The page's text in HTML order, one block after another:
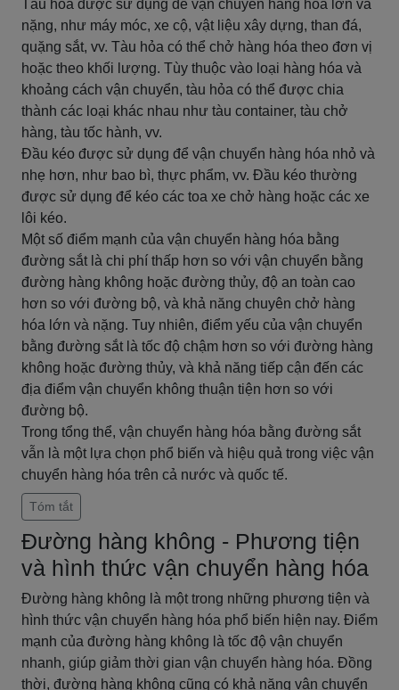
Tàu hỏa được sử dụng để vận chuyển hàng hóa lớn và
nặng, như máy móc, xe cộ, vật liệu xây dựng, than đá,
quặng sắt, vv. Tàu hỏa có thể chở hàng hóa theo đơn vị
hoặc theo khối lượng. Tùy thuộc vào loại hàng hóa và
khoảng cách vận chuyển, tàu hỏa có thể được chia
thành các loại khác nhau như tàu container, tàu chở
hàng, tàu tốc hành, vv.
Đầu kéo được sử dụng để vận chuyển hàng hóa nhỏ và
nhẹ hơn, như bao bì, thực phẩm, vv. Đầu kéo thường
được sử dụng để kéo các toa xe chở hàng hoặc các xe
lôi kéo.
Một số điểm mạnh của vận chuyển hàng hóa bằng
đường sắt là chi phí thấp hơn so với vận chuyển bằng
đường hàng không hoặc đường thủy, độ an toàn cao
hơn so với đường bộ, và khả năng chuyên chở hàng
hóa lớn và nặng. Tuy nhiên, điểm yếu của vận chuyển
bằng đường sắt là tốc độ chậm hơn so với đường hàng
không hoặc đường thủy, và khả năng tiếp cận đến các
địa điểm vận chuyển không thuận tiện hơn so với
đường bộ.
Trong tổng thể, vận chuyển hàng hóa bằng đường sắt
vẫn là một lựa chọn phổ biến và hiệu quả trong việc vận
chuyển hàng hóa trên cả nước và quốc tế.
Tóm tắt
Đường hàng không - Phương tiện
và hình thức vận chuyển hàng hóa
Đường hàng không là một trong những phương tiện và
hình thức vận chuyển hàng hóa phổ biến hiện nay. Điểm
mạnh của đường hàng không là tốc độ vận chuyển
nhanh, giúp giảm thời gian vận chuyển hàng hóa. Đồng
thời, đường hàng không cũng có khả năng vận chuyển